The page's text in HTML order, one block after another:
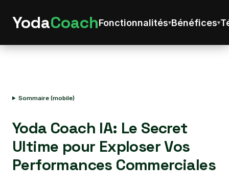
YodaCoachFonctionnalités Bénéfices
Sommaire (mobile)
Yoda Coach IA: Le Secret
Ultime pour Exploser Vos
Performances Commerciales